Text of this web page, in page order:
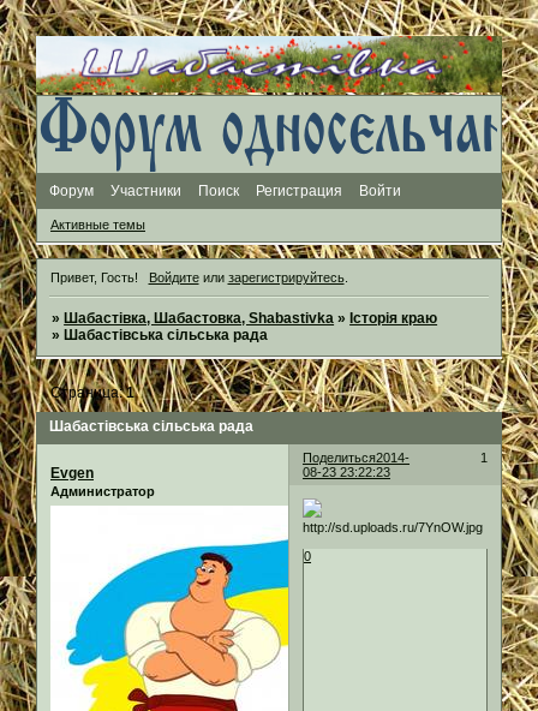
Форум Участники Поиск Регистрация Войти
Активные темы
Привет, Гость! Войдитеили зарегистрируйтесь.
»Шабастівка, Шабастовка, Shabastivka »Історія краю
»Шабастівська сільська рада
Шабастівська сільська рада
Страница:1
Поделиться 1
2014-
08-23 23:22:23
Evgen
Администратор
0